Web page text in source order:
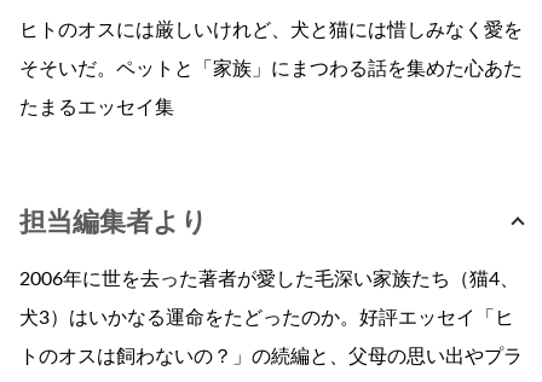
ヒトのオスには厳しいけれど、犬と猫には惜しみなく愛を
そそいだ。ペットと「家族」にまつわる話を集めた心あた
たまるエッセイ集
担当編集者より
2006年に世を去った著者が愛した毛深い家族たち（猫4、
犬3）はいかなる運命をたどったのか。好評エッセイ「ヒ
トのオスは飼わないの？」の続編と、父母の思い出やプラ